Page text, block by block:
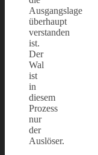
Ausgangslage
überhaupt
verstanden
ist.
Der
Wal
ist
in
diesem
Prozess
nur
der
Auslöser.